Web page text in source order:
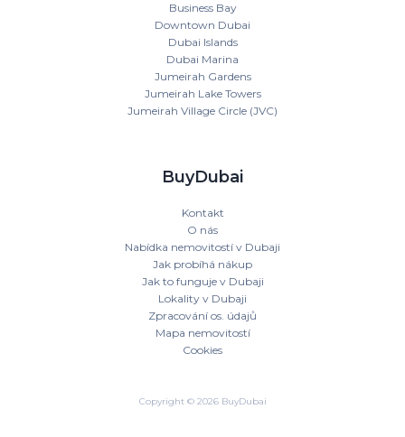
Business Bay
Downtown Dubai
Dubai Islands
Dubai Marina
Jumeirah Gardens
Jumeirah Lake Towers
Jumeirah Village Circle (JVC)
BuyDubai
Kontakt
O nás
Nabídka nemovitostí v Dubaji
Jak probíhá nákup
Jak to funguje v Dubaji
Lokality v Dubaji
Zpracování os. údajů
Mapa nemovitostí
Cookies
Copyright © 2026 BuyDubai